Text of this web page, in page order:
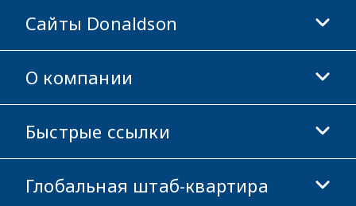
Сайты Donaldson
Donaldson Life Sciences
Магазин Donaldson
О компании
Информация о компании
Этика и соблюдение норм
Карьера
Быстрые ссылки
Инвесторам
Глобальная штаб-квартира